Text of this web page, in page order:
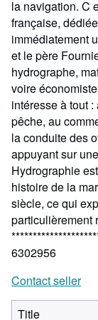
la navigation. C
française,
immédiatement
et le père
hydrographe,
voire
intéresse à tout
pêche, au
la conduite des
appuyant sur
Hydrographie
histoire de la
siècle, ce qui
particulièrement
6302956
Contact seller
Title